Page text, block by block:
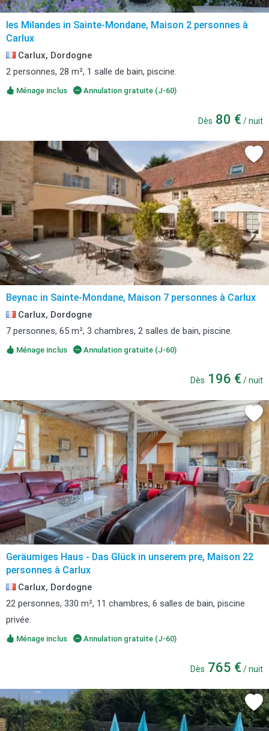
les Milandes in Sainte-Mondane, Maison 2 personnes à
Carlux
Carlux, Dordogne
2 personnes, 28 m², 1 salle de bain, piscine.
Ménage inclus Annulation gratuite (J-60)
Dès 80 € / nuit
Beynac in Sainte-Mondane, Maison 7 personnes à Carlux
Carlux, Dordogne
7 personnes, 65 m², 3 chambres, 2 salles de bain, piscine.
Ménage inclus Annulation gratuite (J-60)
Dès 196 € / nuit
Geräumiges Haus - Das Glück in unserem pre, Maison 22
personnes à Carlux
Carlux, Dordogne
22 personnes, 330 m², 11 chambres, 6 salles de bain, piscine
privée.
Ménage inclus Annulation gratuite (J-60)
Dès 765 € / nuit